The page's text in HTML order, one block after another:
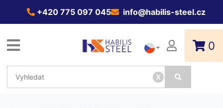
+420 775 097 045 info@habilis-steel.cz
x
0